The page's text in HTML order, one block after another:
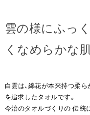
雲の様にふっ
くなめらかな肌
白雲は、綿花が本来持つ柔ら
を追求したタオルです。
今治のタオルづくりの 伝統